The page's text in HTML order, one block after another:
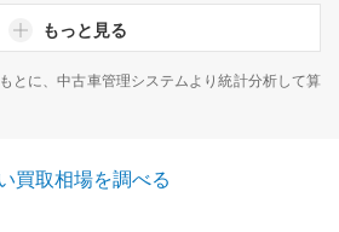
もっと見る
とに、中古車管理システムより統計分析して算
買取相場を調べる